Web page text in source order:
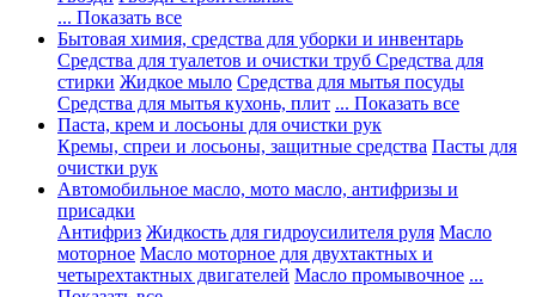
... Показать все
Бытовая химия, средства для уборки и инвентарь
Средства для туалетов и очистки труб Средства для
стирки Жидкое мыло Средства для мытья посуды
Средства для мытья кухонь, плит ... Показать все
Паста, крем и лосьоны для очистки рук
Кремы, спреи и лосьоны, защитные средства Пасты для
очистки рук
Автомобильное масло, мото масло, антифризы и
присадки
Антифриз Жидкость для гидроусилителя руля Масло
моторное Масло моторное для двухтактных и
четырехтактных двигателей Масло промывочное ...